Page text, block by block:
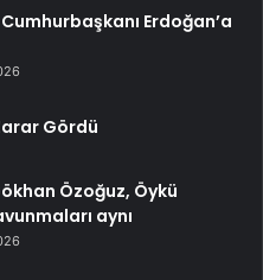
Erdoğan’a
Gördü
Özoğuz, Öykü
aynı